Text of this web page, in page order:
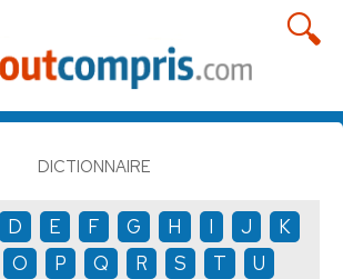
DICTIONNAIRE
D E F G H I J
K
O P Q R S T
U